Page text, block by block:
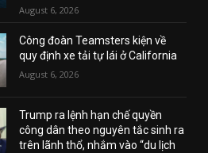
August 6, 2026
Công đoàn Teamsters kiện về
quy định xe tải tự lái ở California
August 6, 2026
Trump ra lệnh hạn chế quyền
công dân theo nguyên tắc sinh ra
trên lãnh thổ, nhắm vào “du lịch